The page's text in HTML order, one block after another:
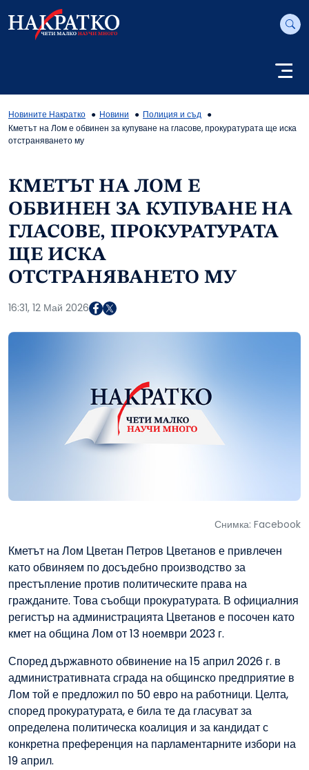
Новините Накратко Новини
Полиция и съд
Кметът на Лом е обвинен за купуване на гласове, прокуратурата ще иска
отстраняването му
КМЕТЪТ НА ЛОМ Е
ОБВИНЕН ЗА КУПУВАНЕ НА
ГЛАСОВЕ, ПРОКУРАТУРАТА
ЩЕ ИСКА
ОТСТРАНЯВАНЕТО МУ
16:31, 12 Май 2026
Снимка: Facebook
Кметът на Лом Цветан Петров Цветанов е привлечен
като обвиняем по досъдебно производство за
престъпление против политическите права на
гражданите. Това съобщи прокуратурата. В официалния
регистър на администрацията Цветанов е посочен като
кмет на община Лом от 13 ноември 2023 г.
Според държавното обвинение на 15 април 2026 г. в
административната сграда на общинско предприятие в
Лом той е предложил по 50 евро на работници. Целта,
според прокуратурата, е била те да гласуват за
определена политическа коалиция и за кандидат с
конкретна преференция на парламентарните избори на
19 април.